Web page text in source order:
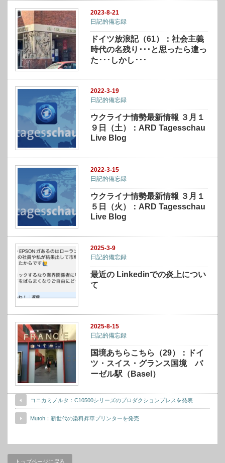
2023-8-21
日記的備忘録
ドイツ放浪記（61）：社会主義
時代の名残り･･･と思ったら違っ
た･･･しかし･･･
2022-3-19
日記的備忘録
ウクライナ情勢最新情報 ３月１
９日（土）：ARD Tagesschau
Live Blog
2022-3-15
日記的備忘録
ウクライナ情勢最新情報 ３月１
５日（火）：ARD Tagesschau
Live Blog
2025-3-9
日記的備忘録
最近の Linkedinでの炎上につい
て
2025-8-15
日記的備忘録
国境あちらこちら（29）：ドイ
ツ・スイス・グランス国境 バ
ーゼル駅（Basel）
コニカミノルタ：C10500シリーズのプロダクションプレスを発表
Mutoh：新世代の染料昇華プリンターを発売
トップページに戻る